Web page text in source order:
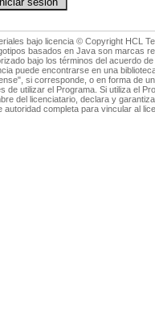
bajo licencia © Copyright HCL
basados en Java son marcas
bajo los términos del acuerdo
puede encontrarse en una
si corresponde, o en forma de
de utilizar el Programa. Si utiliza el
del licenciatario, declara y
autoridad completa para vincular al